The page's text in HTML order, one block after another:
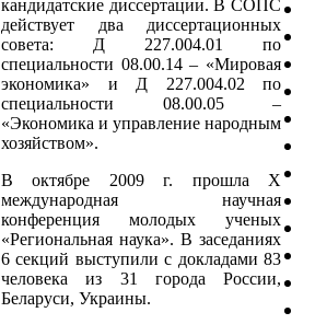
кандидатские диссертации. В СОПС
действует два диссертационных
совета: Д 227.004.01 по
специальности 08.00.14 – «Мировая
экономика» и Д 227.004.02 по
специальности 08.00.05 –
«Экономика и управление народным
хозяйством».
В октябре 2009 г. прошла X
международная научная
конференция молодых ученых
«Региональная наука». В заседаниях
6 секций выступили с докладами 83
человека из 31 города России,
Беларуси, Украины.